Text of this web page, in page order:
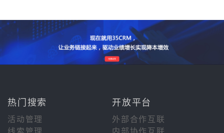
热门搜索 开放平台
活动管理
外部合作互联
线索管理
内部协作互联